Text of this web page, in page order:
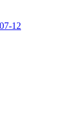
12